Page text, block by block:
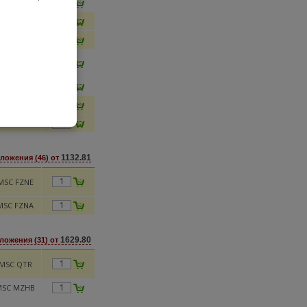
(46) от 1132.81
FZNE
FZNA
(31) от 1629.80
MSC QTR
MZHB